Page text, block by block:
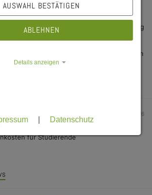
im April bietet die Kellerperle im
Würzburg wieder ein vielfältiges
abwechslungsreiches Programm – von Lesung
und gemeinschaftliche Veranstaltungen in
Atmosphäre.
Versprechen nicht!“ 23.03.2026
für Studierende
AUSWAHL BESTÄTIGEN
ABLEHNEN
Details anzeigen
Datenschutz